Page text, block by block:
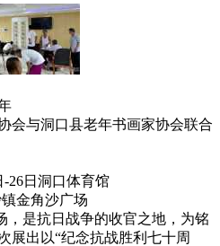
会与洞口县老年书画家协会联合
-26日洞口体育馆
角沙广场
是抗日战争的收官之地，为铭
展出以“纪念抗战胜利七十周